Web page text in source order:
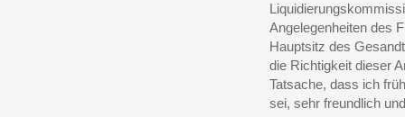
Angelegenheiten des
Hauptsitz des
die Richtigkeit dieser
Tatsache, dass ich
sei, sehr freundlich